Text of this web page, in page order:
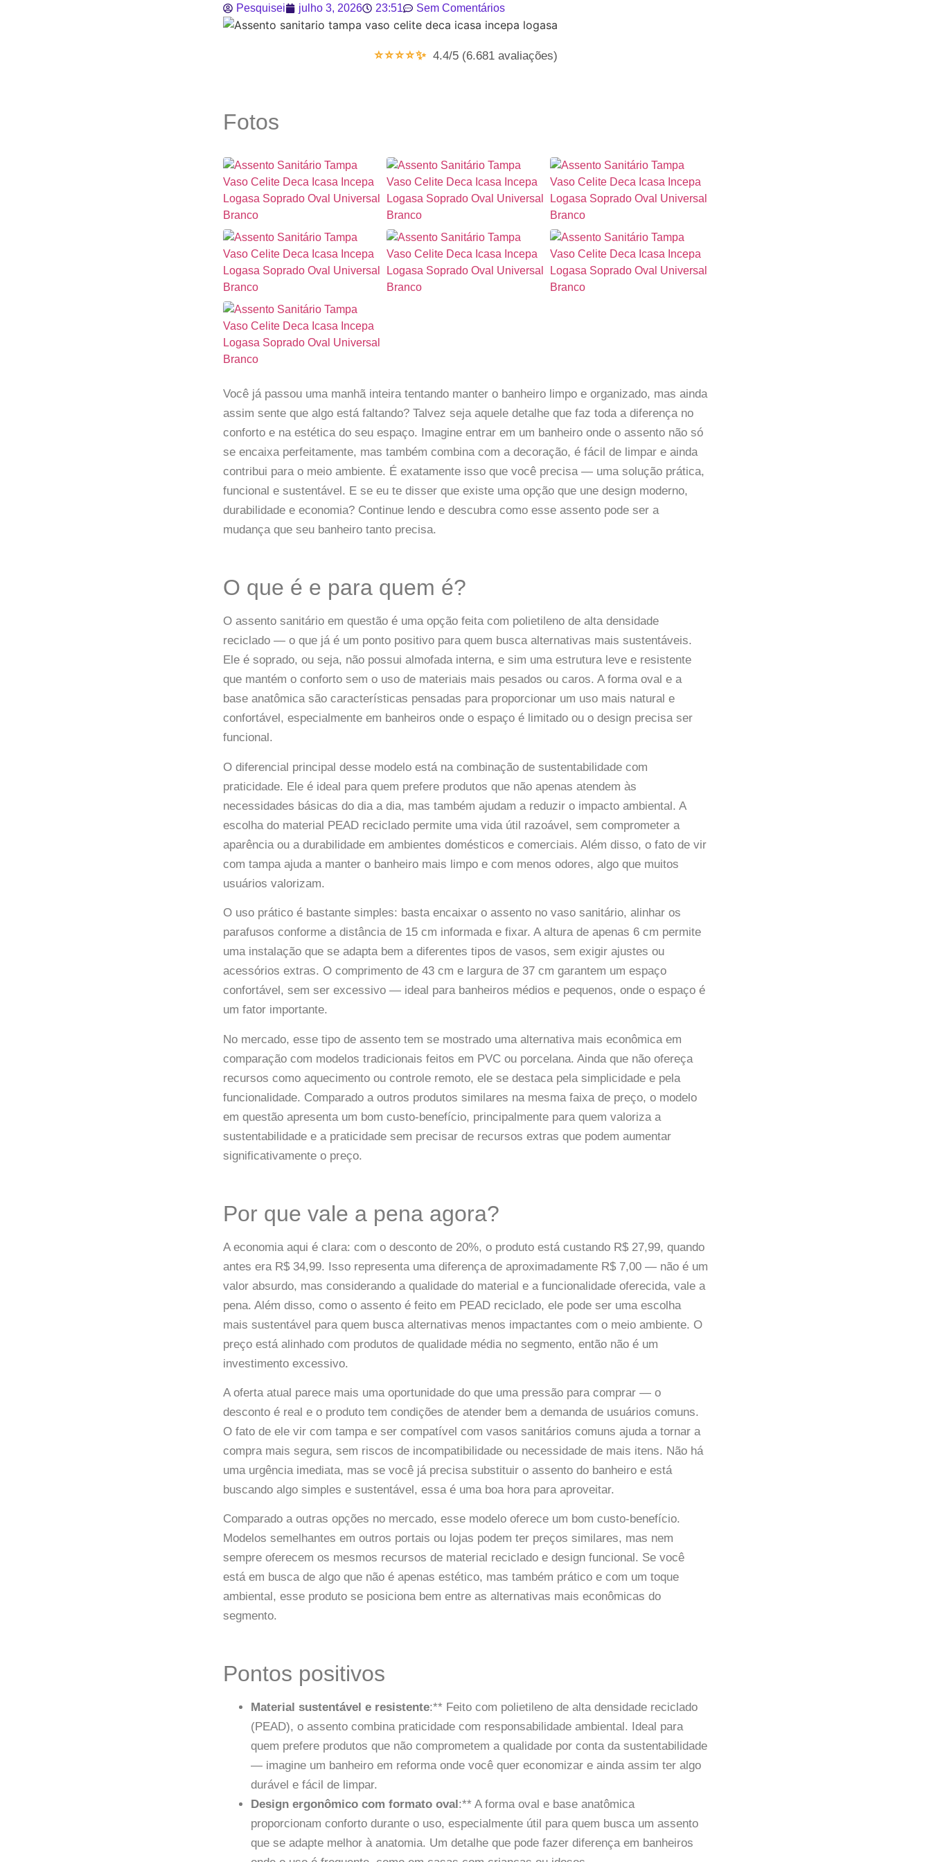
Pesquisei julho 3, 2026 23:51 Sem Comentários
⭐⭐⭐⭐✨ 4.4/5 (6.681 avaliações)
Fotos
Você já passou uma manhã inteira tentando manter o banheiro limpo e organizado, mas ainda
assim sente que algo está faltando? Talvez seja aquele detalhe que faz toda a diferença no
conforto e na estética do seu espaço. Imagine entrar em um banheiro onde o assento não só
se encaixa perfeitamente, mas também combina com a decoração, é fácil de limpar e ainda
contribui para o meio ambiente. É exatamente isso que você precisa — uma solução prática,
funcional e sustentável. E se eu te disser que existe uma opção que une design moderno,
durabilidade e economia? Continue lendo e descubra como esse assento pode ser a
mudança que seu banheiro tanto precisa.
O que é e para quem é?
O assento sanitário em questão é uma opção feita com polietileno de alta densidade
reciclado — o que já é um ponto positivo para quem busca alternativas mais sustentáveis.
Ele é soprado, ou seja, não possui almofada interna, e sim uma estrutura leve e resistente
que mantém o conforto sem o uso de materiais mais pesados ou caros. A forma oval e a
base anatômica são características pensadas para proporcionar um uso mais natural e
confortável, especialmente em banheiros onde o espaço é limitado ou o design precisa ser
funcional.
O diferencial principal desse modelo está na combinação de sustentabilidade com
praticidade. Ele é ideal para quem prefere produtos que não apenas atendem às
necessidades básicas do dia a dia, mas também ajudam a reduzir o impacto ambiental. A
escolha do material PEAD reciclado permite uma vida útil razoável, sem comprometer a
aparência ou a durabilidade em ambientes domésticos e comerciais. Além disso, o fato de vir
com tampa ajuda a manter o banheiro mais limpo e com menos odores, algo que muitos
usuários valorizam.
O uso prático é bastante simples: basta encaixar o assento no vaso sanitário, alinhar os
parafusos conforme a distância de 15 cm informada e fixar. A altura de apenas 6 cm permite
uma instalação que se adapta bem a diferentes tipos de vasos, sem exigir ajustes ou
acessórios extras. O comprimento de 43 cm e largura de 37 cm garantem um espaço
confortável, sem ser excessivo — ideal para banheiros médios e pequenos, onde o espaço é
um fator importante.
No mercado, esse tipo de assento tem se mostrado uma alternativa mais econômica em
comparação com modelos tradicionais feitos em PVC ou porcelana. Ainda que não ofereça
recursos como aquecimento ou controle remoto, ele se destaca pela simplicidade e pela
funcionalidade. Comparado a outros produtos similares na mesma faixa de preço, o modelo
em questão apresenta um bom custo-benefício, principalmente para quem valoriza a
sustentabilidade e a praticidade sem precisar de recursos extras que podem aumentar
significativamente o preço.
Por que vale a pena agora?
A economia aqui é clara: com o desconto de 20%, o produto está custando R$ 27,99, quando
antes era R$ 34,99. Isso representa uma diferença de aproximadamente R$ 7,00 — não é um
valor absurdo, mas considerando a qualidade do material e a funcionalidade oferecida, vale a
pena. Além disso, como o assento é feito em PEAD reciclado, ele pode ser uma escolha
mais sustentável para quem busca alternativas menos impactantes com o meio ambiente. O
preço está alinhado com produtos de qualidade média no segmento, então não é um
investimento excessivo.
A oferta atual parece mais uma oportunidade do que uma pressão para comprar — o
desconto é real e o produto tem condições de atender bem a demanda de usuários comuns.
O fato de ele vir com tampa e ser compatível com vasos sanitários comuns ajuda a tornar a
compra mais segura, sem riscos de incompatibilidade ou necessidade de mais itens. Não há
uma urgência imediata, mas se você já precisa substituir o assento do banheiro e está
buscando algo simples e sustentável, essa é uma boa hora para aproveitar.
Comparado a outras opções no mercado, esse modelo oferece um bom custo-benefício.
Modelos semelhantes em outros portais ou lojas podem ter preços similares, mas nem
sempre oferecem os mesmos recursos de material reciclado e design funcional. Se você
está em busca de algo que não é apenas estético, mas também prático e com um toque
ambiental, esse produto se posiciona bem entre as alternativas mais econômicas do
segmento.
Pontos positivos
Material sustentável e resistente:** Feito com polietileno de alta densidade reciclado
(PEAD), o assento combina praticidade com responsabilidade ambiental. Ideal para
quem prefere produtos que não comprometem a qualidade por conta da sustentabilidade
— imagine um banheiro em reforma onde você quer economizar e ainda assim ter algo
durável e fácil de limpar.
Design ergonômico com formato oval :** A forma oval e base anatômica
proporcionam conforto durante o uso, especialmente útil para quem busca um assento
que se adapte melhor à anatomia. Um detalhe que pode fazer diferença em banheiros